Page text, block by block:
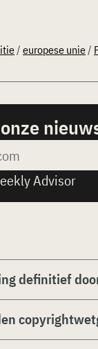
/ europese unie/
Advisor
definitief